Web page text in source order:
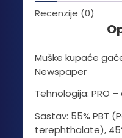
Recenzije (0)
Muške kupaće
Newspaper
Tehnologija: PRO
Sastav: 55% PBT
terephthalate),